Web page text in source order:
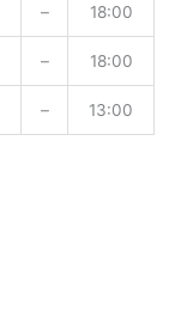
– 18:00
– 18:00
– 13:00